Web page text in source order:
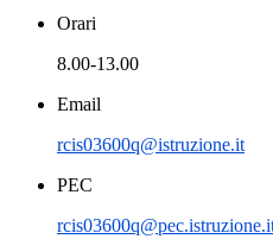
Orari
8.00-13.00
Email
rcis03600q@istruzione.it
PEC